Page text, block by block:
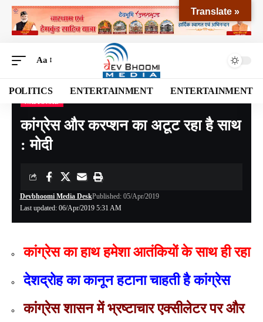
Aa
POLITICS ENTERTAINMENT ENTERTAINMENT
Devbhoomi Media>Blog>NATIONAL>कांग्रेस और करप्शन का अटूट रहा है साथ : मोदी
कांग्रेस और करप्शन का अटूट रहा है साथ
: मोदी
Last updated: 06/Apr/2019 5:31 AM
Devbhoomi Media DeskPublished: 05/Apr/2019
कांग्रेस का हाथ हमेशा आतंकियों के साथ ही रहा
देशद्रोह का कानून हटाना चाहती है कांग्रेस
कांग्रेस शासन में भ्रष्‍टाचार एक्‍स‍ीलेटर पर और
Translate »